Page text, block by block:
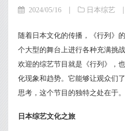
2024/05/16 | 日本综艺 |
随着日本文化的传播，《行列》
个大型的舞台上进行各种充满挑
欢迎的综艺节目就是《行列》，
化现象和趋势。它能够让观众们
思考，这个节目的独特之处在于。
日本综艺文化之旅